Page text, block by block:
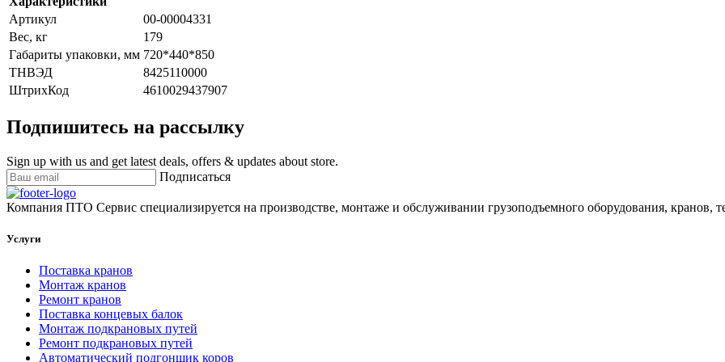
Артикул
00-00004331
Вес, кг
179
Габариты упаковки, мм 720*440*850
ТНВЭД
8425110000
ШтрихКод
4610029437907
Подпишитесь на рассылку
Sign up with us and get latest deals, offers & updates about store.
Подписаться
Компания ПТО Сервис специализируется на производстве, монтаже и обслуживании грузоподъемного оборудования, кранов,
Услуги
Поставка кранов
Монтаж кранов
Ремонт кранов
Поставка концевых балок
Монтаж подкрановых путей
Ремонт подкрановых путей
Автоматический подгонщик коров